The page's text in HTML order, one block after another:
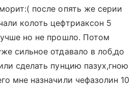
после опять же серии
колоть цефтриаксон 5
но не прошло. Потом
сильное отдавало в лоб,до
сделать пунцию пазух,гною
мне назначили чефазолин 10